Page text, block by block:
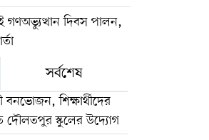
দিবস পালন,
সর্বশেষ
বনভোজন, শিক্ষার্থীদের
দৌলতপুর স্কুলের উদ্যোগ